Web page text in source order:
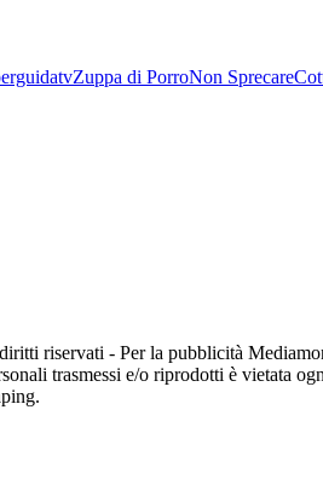
Zuppa di PorroNon Sprecare
riservati - Per la pubblicità
trasmessi e/o riprodotti è vietata